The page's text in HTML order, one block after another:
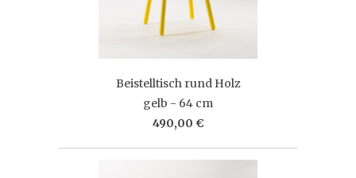
Beistelltisch rund Holz
gelb - 64 cm
490,00 €